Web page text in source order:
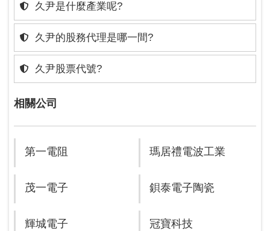
久尹是什麼產業呢?
久尹的股務代理是哪一間?
久尹股票代號?
相關公司
第一電阻 瑪居禮電波工業
茂一電子 鋇泰電子陶瓷
輝城電子 冠寶科技